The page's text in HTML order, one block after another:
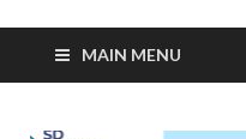
SDN
MAIN MENU